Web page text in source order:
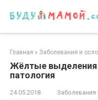
Главная » Заболевания и
Жёлтые выделения
патология
24.05.2018